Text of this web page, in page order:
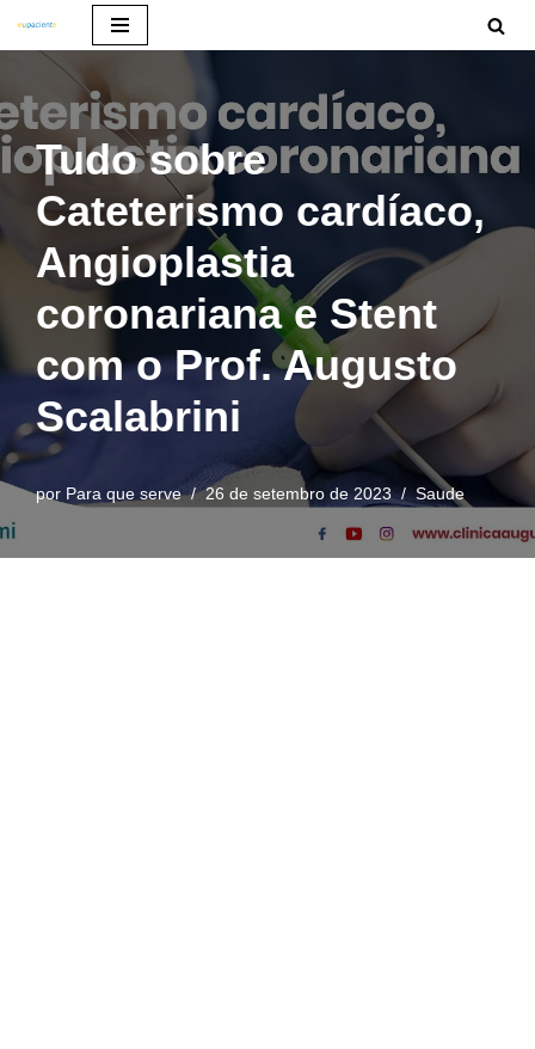
Pular
para
o
conteúdo
Tudo sobre
Cateterismo cardíaco,
Angioplastia
coronariana e Stent
com o Prof. Augusto
Scalabrini
por Para que serve 26 de setembro de 2023 Saude